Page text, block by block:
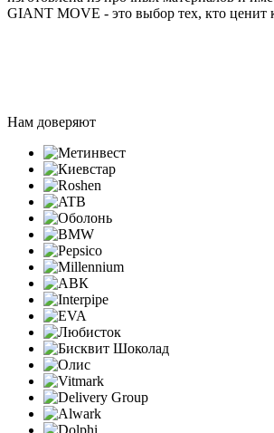
GIANT MOVE - это выбор тех,
Нам доверяют